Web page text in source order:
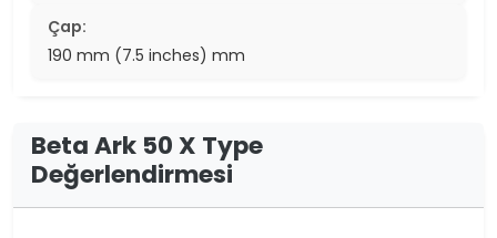
Çap:
190 mm (7.5 inches) mm
Beta Ark 50 X Type
Değerlendirmesi